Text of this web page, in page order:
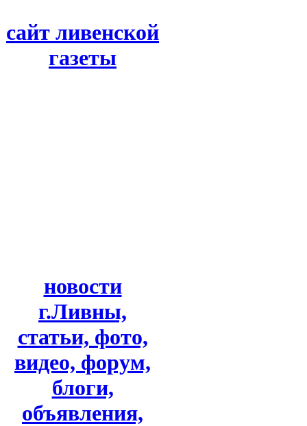
сайт ливенской
газеты
новости
г.Ливны,
статьи, фото,
видео, форум,
блоги,
объявления,